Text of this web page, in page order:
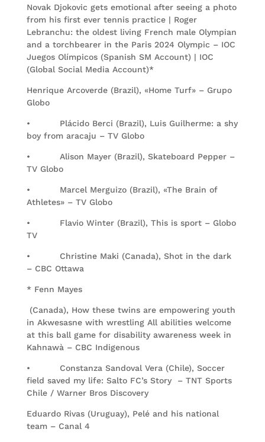
Novak Djokovic gets emotional after seeing a photo
from his first ever tennis practice | Roger
Lebranchu: the oldest living French male Olympian
and a torchbearer in the Paris 2024 Olympic – IOC
Juegos Olímpicos (Spanish SM Account) | IOC
(Global Social Media Account)*
Henrique Arcoverde (Brazil), «Home Turf» – Grupo
Globo
• Plácido Berci (Brazil), Luis Guilherme: a shy
boy from aracaju – TV Globo
• Alison Mayer (Brazil), Skateboard Pepper –
TV Globo
• Marcel Merguizo (Brazil), «The Brain of
Athletes» – TV Globo
• Flavio Winter (Brazil), This is sport – Globo
TV
• Christine Maki (Canada), Shot in the dark
– CBC Ottawa
* Fenn Mayes
(Canada), How these twins are empowering youth
in Akwesasne with wrestling All abilities welcome
at this ball game for disability awareness week in
Kahnawà – CBC Indigenous
• Constanza Sandoval Vera (Chile), Soccer
field saved my life: Salto FC’s Story – TNT Sports
Chile / Warner Bros Discovery
Eduardo Rivas (Uruguay), Pelé and his national
team – Canal 4